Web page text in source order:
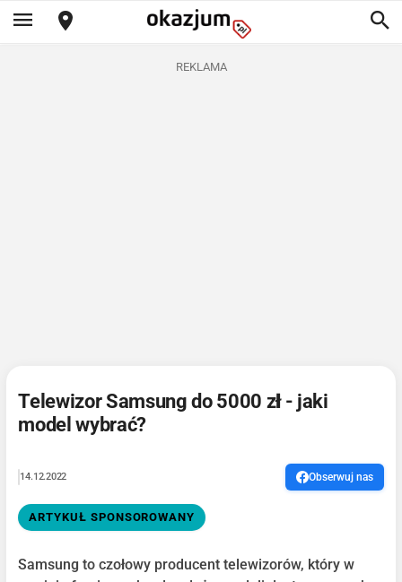
REKLAMA
Telewizor Samsung do 5000 zł - jaki
model wybrać?
14.12.2022 Obserwuj nas
ARTYKUŁ SPONSOROWANY
Samsung to czołowy producent telewizorów, który w